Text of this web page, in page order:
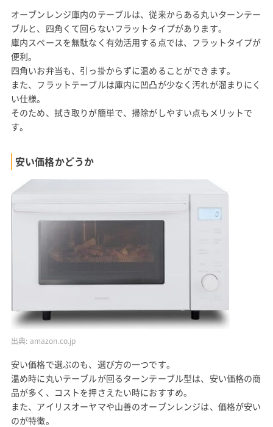
オーブンレンジ庫内のテーブルは、従来からある丸いターンテー
ブルと、四角くて回らないフラットタイプがあります。
庫内スペースを無駄なく有効活用する点では、フラットタイプが
便利。
四角いお弁当も、引っ掛からずに温めることができます。
また、フラットテーブルは庫内に凹凸が少なく汚れが溜まりにく
い仕様。
そのため、拭き取りが簡単で、掃除がしやすい点もメリットで
す。
安い価格かどうか
出典: amazon.co.jp
安い価格で選ぶのも、選び方の一つです。
温め時に丸いテーブルが回るターンテーブル型は、安い価格の商
品が多く、コストを押さえたい時におすすめ。
また、アイリスオーヤマや山善のオーブンレンジは、価格が安い
のが特徴。